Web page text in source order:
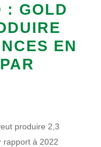
: GOLD
EN
produire 2,3
rapport à 2022